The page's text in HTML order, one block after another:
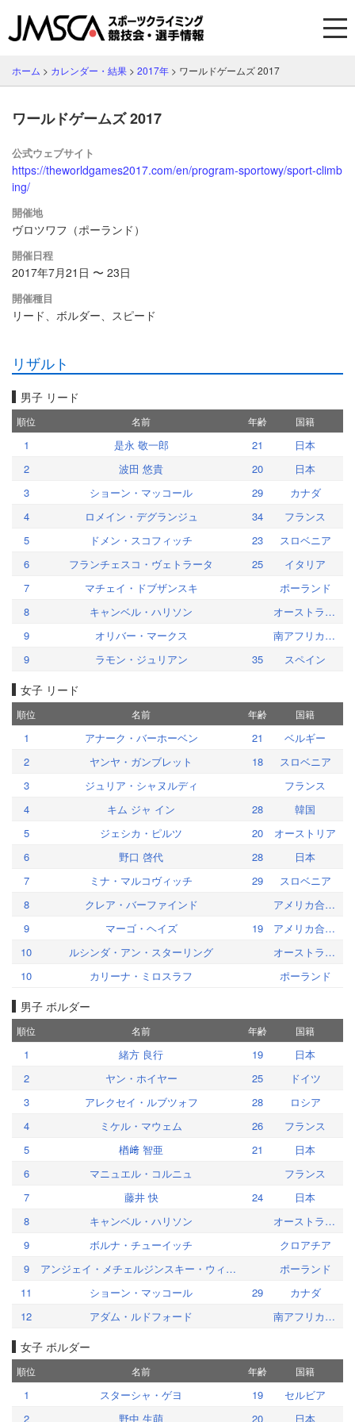
ホーム > カレンダー・結果 > 2017年 > ワールドゲームズ 2017
ワールドゲームズ 2017
公式ウェブサイト
https://theworldgames2017.com/en/program-sportowy/sport-climb
ing/
開催地
ヴロツワフ（ポーランド）
開催日程
2017年7月21日 〜 23日
開催種目
リード、ボルダー、スピード
リザルト
男子 リード
順位 名前 年齢 国籍
1 是永 敬一郎 21
日本
2
波田 悠貴 20
日本
3
ショーン・マッコール 29
カナダ
4
ロメイン・デグランジュ 34
フランス
5
ドメン・スコフィッチ 23
スロベニア
6
フランチェスコ・ヴェトラータ 25
イタリア
7
マチェイ・ドブザンスキ
ポーランド
8
キャンベル・ハリソン
オーストラリア
9
オリバー・マークス
南アフリカ共和国
9
ラモン・ジュリアン 35 スペイン
女子 リード
順位 名前 年齢 国籍
1 アナーク・バーホーベン 21
ベルギー
2
ヤンヤ・ガンブレット 18
スロベニア
3
ジュリア・シャヌルディ
フランス
4
キム ジャ イン 28
韓国
5
ジェシカ・ピルツ 20
オーストリア
6
野口 啓代 28
日本
7
ミナ・マルコヴィッチ 29
スロベニア
8
クレア・バーファインド
アメリカ合衆国
9
マーゴ・ヘイズ 19
アメリカ合衆国
10
ルシンダ・アン・スターリング
オーストラリア
10
カリーナ・ミロスラフ ポーランド
男子 ボルダー
順位 名前 年齢 国籍
1 緒方 良行 19
日本
2
ヤン・ホイヤー 25
ドイツ
3
アレクセイ・ルブツォフ 28
ロシア
4
ミケル・マウェム 26
フランス
5
楢﨑 智亜 21
日本
6
マニュエル・コルニュ
フランス
7
藤井 快 24
日本
8
キャンベル・ハリソン
オーストラリア
9
ボルナ・チューイッチ
クロアチア
9
アンジェイ・メチェルジンスキー・ウィクトル
ポーランド
11
ショーン・マッコール 29
カナダ
12
アダム・ルドフォード 南アフリカ共和国
女子 ボルダー
順位 名前 年齢 国籍
1 スターシャ・ゲヨ 19
セルビア
2
野中 生萌 20 日本